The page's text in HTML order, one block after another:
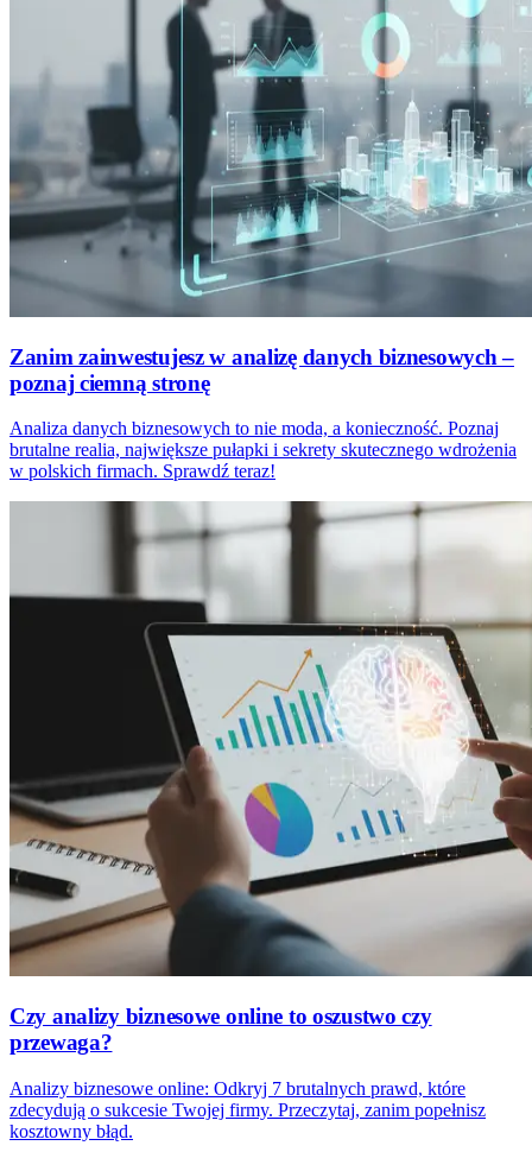
Zanim zainwestujesz w analizę danych biznesowych –
poznaj ciemną stronę
Analiza danych biznesowych to nie moda, a konieczność. Poznaj
brutalne realia, największe pułapki i sekrety skutecznego wdrożenia
w polskich firmach. Sprawdź teraz!
Czy analizy biznesowe online to oszustwo czy
przewaga?
Analizy biznesowe online: Odkryj 7 brutalnych prawd, które
zdecydują o sukcesie Twojej firmy. Przeczytaj, zanim popełnisz
kosztowny błąd.